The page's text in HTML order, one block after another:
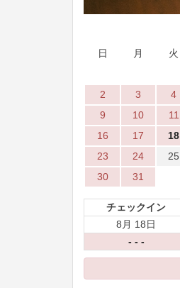
日
月 火
2
3 4
9
10 11
16
17 18
23
24 25
30
31
チェックイン
8月 18日
- - -